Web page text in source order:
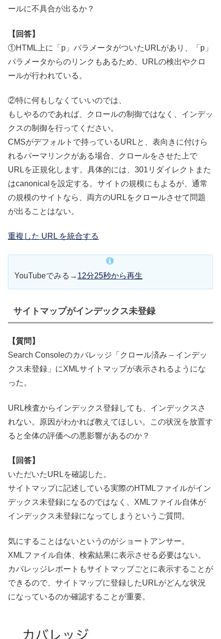
ールに不具合が出るか？
【回答】
①HTML上に「p」パラメータがついたURLがあり、「p」
パラメータからのリンクもあるため、URLの検出やクロ
ールが行われている。
②特に何もしなくていいのでは、
もしやるのであれば、クロールの制御ではなく、インデッ
クスの制御を行ってください。
CMSがデフォルトで持っているURLと、表向きに付けら
れるパーマリンクがある場合、クロールをさせた上で
URLを正規化します。具体的には、301リダイレクトまた
はcanonicalを設定する。サイトの規模にもよるが、通常
の規模のサイトなら、両方のURLをクロールさせて問題
が出ることはない。
重複した URL を統合する
YouTubeでみる→ 12分25秒から再生
サイトマップがインデックス未登録
【質問】
Search Consoleのカバレッジ「クロール済み – インデッ
クス未登録」にXMLサイトマップが表示されるようにな
った。
URL検査からインデックス登録しても、インデックスさ
れない。原因がわかれば教えてほしい。この状況を放置す
ると全体の評価への悪影響があるのか？
【回答】
いただいたURLを確認した。
サイトマップに記述している実際のHTMLファイルがイン
デックス未登録になるのではなく、XMLファイル自体が
インデックス未登録になってしまうというご質問。
気にすることはないというのがショートアンサー。
XMLファイル自体、検索結果に表示させる必要はない。
カバレッジレポートもサイトマップごとに表示することが
できるので、サイトマップに登録したURLがどんな状況
になっているのか確認することが重要。